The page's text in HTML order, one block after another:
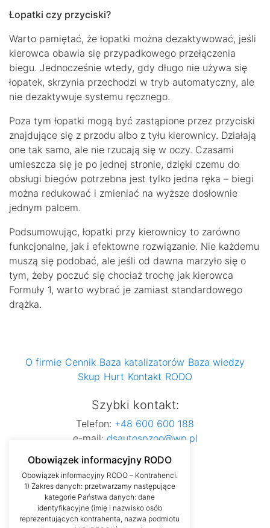
Łopatki czy przyciski?
Warto pamiętać, że łopatki można dezaktywować, jeśli
kierowca obawia się przypadkowego przełączenia
biegu. Jednocześnie wtedy, gdy długo nie używa się
łopatek, skrzynia przechodzi w tryb automatyczny, ale
nie dezaktywuje systemu ręcznego.
Poza tym łopatki mogą być zastąpione przez przyciski
znajdujące się z przodu albo z tyłu kierownicy. Działają
one tak samo, ale nie rzucają się w oczy. Czasami
umieszcza się je po jednej stronie, dzięki czemu do
obsługi biegów potrzebna jest tylko jedna ręka – biegi
można redukować i zmieniać na wyższe dosłownie
jednym palcem.
Podsumowując, łopatki przy kierownicy to zarówno
funkcjonalne, jak i efektowne rozwiązanie. Nie każdemu
muszą się podobać, ale jeśli od dawna marzyło się o
tym, żeby poczuć się chociaż trochę jak kierowca
Formuły 1, warto wybrać je zamiast standardowego
drążka.
O firmie Cennik Baza katalizatorów Baza wiedzy
Skup Hurt Kontakt RODO
Szybki kontakt:
Telefon: +48 600 600 188
e-mail: dsautospzoo@wp.pl
Obowiązek informacyjny RODO
Obowiązek informacyjny RODO – Kontrahenci.
1) Zakres danych: przetwarzamy następujące
kategorie Państwa danych: dane
identyfikacyjne (imię i nazwisko osób
reprezentujących kontrahenta, nazwa podmiotu